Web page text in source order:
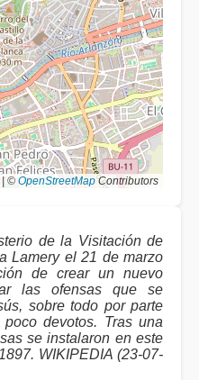
© OpenStreetMapContributors
de la Visitación de
Lamery el 21 de marzo
de crear un nuevo
las ofensas que se
sobre todo por parte
devotos. Tras una
se instalaron en este
WIKIPEDIA (23-07-